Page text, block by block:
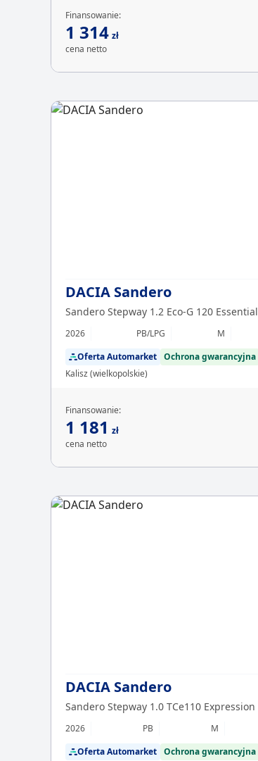
Finansowanie:
1 314 zł
cena netto
DACIA Sandero
Sandero Stepway 1.2 Eco-G 120 Essential
2026 PB/LPG M
Oferta Automarket Ochrona gwarancyjna
Kalisz (wielkopolskie)
Finansowanie:
1 181 zł
cena netto
DACIA Sandero
Sandero Stepway 1.0 TCe110 Expression
2026 PB M
Oferta Automarket Ochrona gwarancyjna